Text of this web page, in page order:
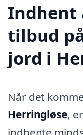
Indhent
tilbud
jord i
Når det
Herringløse,
indhente